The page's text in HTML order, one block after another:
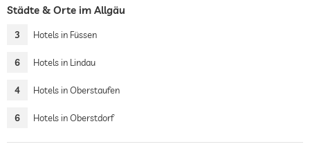
Städte & Orte im Allgäu
3 Hotels in Füssen
6 Hotels in Lindau
4 Hotels in Oberstaufen
6 Hotels in Oberstdorf